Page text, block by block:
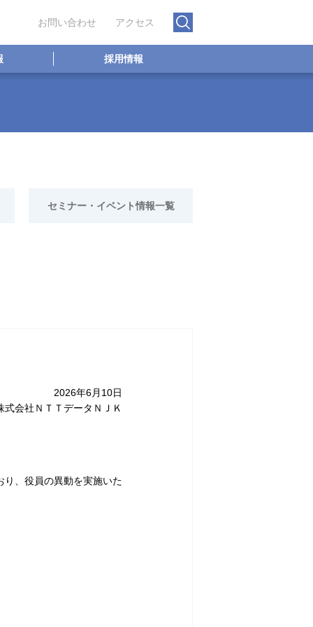
お問い合わせ アクセス
採用情報
セミナー・イベント情報一覧
2026年6月10日
式会社ＮＴＴデータＮＪＫ
、役員の異動を実施いた